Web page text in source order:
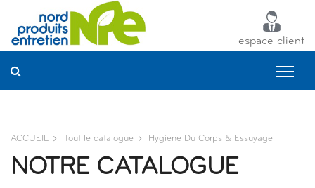
espace client
ACCUEIL Tout le catalogue Hygiene Du Corps & Essuyage
NOTRE CATALOGUE
Panneau de gestion des cookies